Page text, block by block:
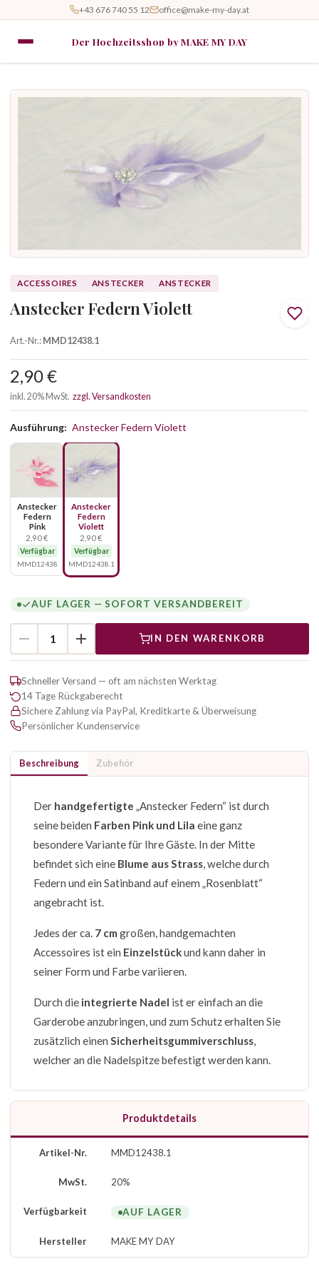
+43 676 740 55 12 office@make-my-day.at
Der Hochzeitsshop by MAKE MY DAY
ACCESSOIRES ANSTECKER ANSTECKER
Anstecker Federn Violett
Art.-Nr.:MMD12438.1
2,90 €
inkl. 20% MwSt. zzgl. Versandkosten
Ausführung: Anstecker Federn Violett
Anstecker
Federn
Pink
2,90 €
Verfügbar
MMD12438
Anstecker
Federn
Violett
2,90 €
Verfügbar
MMD12438.1
AUF LAGER — SOFORT VERSANDBEREIT
IN DEN WARENKORB
Schneller Versand — oft am nächsten Werktag
14 Tage Rückgaberecht
Sichere Zahlung via PayPal, Kreditkarte & Überweisung
Persönlicher Kundenservice
Beschreibung Zubehör
Der handgefertigte „Anstecker Federn“ ist durch
seine beiden Farben Pink und Lila eine ganz
besondere Variante für Ihre Gäste. In der Mitte
befindet sich eine Blume aus Strass, welche durch
Federn und ein Satinband auf einem „Rosenblatt“
angebracht ist.
Jedes der ca. 7 cm großen, handgemachten
Accessoires ist ein Einzelstückund kann daher in
seiner Form und Farbe variieren.
Durch die integrierte Nadel ist er einfach an die
Garderobe anzubringen, und zum Schutz erhalten Sie
zusätzlich einen Sicherheitsgummiverschluss,
welcher an die Nadelspitze befestigt werden kann.
Produktdetails
Artikel-Nr. MMD12438.1
MwSt. 20%
Verfügbarkeit AUF LAGER
Hersteller MAKE MY DAY